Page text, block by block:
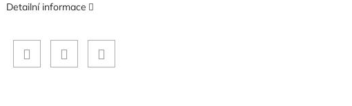
Detailní informace